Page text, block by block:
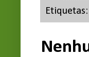
Etiquetas: